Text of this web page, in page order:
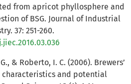
from apricot phyllosphere and
of BSG. Journal of Industrial
37: 251-260.
& Roberto, I. C. (2006). Brewers’
characteristics and potential